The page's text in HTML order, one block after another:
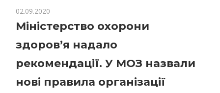
02.09.2020
Міністерство охорони
здоров’я надало
рекомендації. У МОЗ назвали
нові правила організації